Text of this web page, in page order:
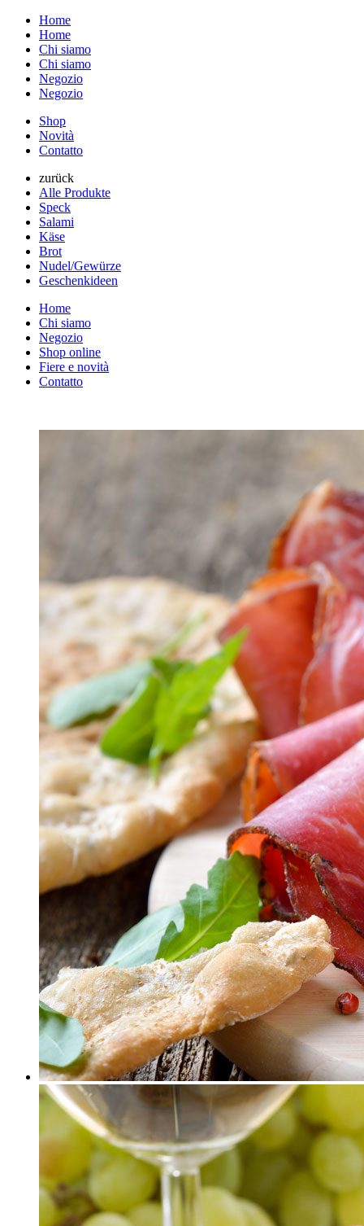
Home
Home
Chi siamo
Chi siamo
Negozio
Negozio
Shop
Novità
Contatto
zurück
Alle Produkte
Speck
Salami
Käse
Brot
Nudel/Gewürze
Geschenkideen
Home
Chi siamo
Negozio
Shop online
Fiere e novità
Contatto